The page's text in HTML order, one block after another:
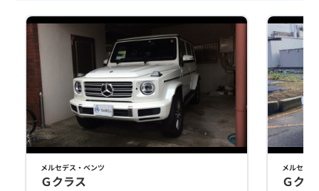
メルセデス・ベンツ
Ｇクラス
メルセデ
Ｇク